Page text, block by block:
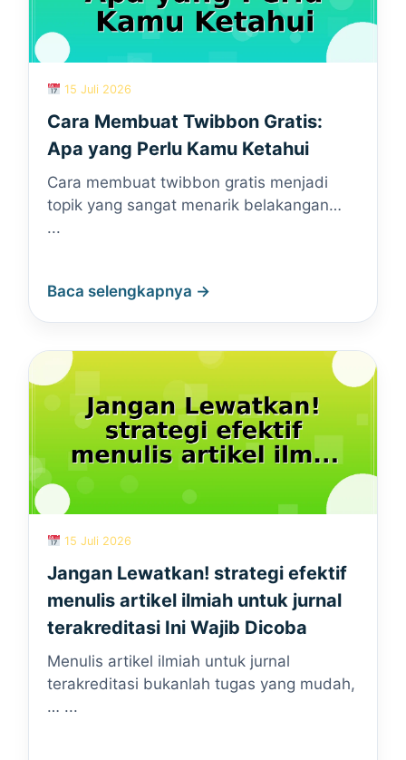
15 Juli 2026
Cara Membuat Twibbon Gratis:
Apa yang Perlu Kamu Ketahui
Cara membuat twibbon gratis menjadi
topik yang sangat menarik belakangan…
...
Baca selengkapnya →
15 Juli 2026
Jangan Lewatkan! strategi efektif
menulis artikel ilmiah untuk jurnal
terakreditasi Ini Wajib Dicoba
Menulis artikel ilmiah untuk jurnal
terakreditasi bukanlah tugas yang mudah,
… ...